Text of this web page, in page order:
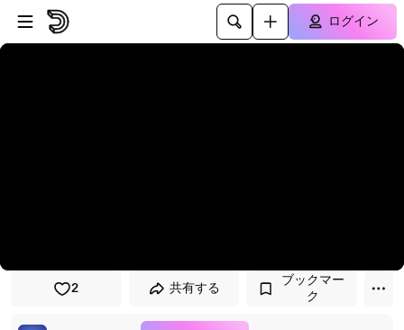
プレイヤーにスキップ
メインコンテンツにスキップ
ログイン
2 共有する
ブックマー
ク